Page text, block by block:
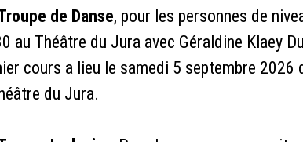
de Danse, pour les personnes de
au Théâtre du Jura avec Géraldine Klaey
cours a lieu le samedi 5 septembre 2026
du Jura.